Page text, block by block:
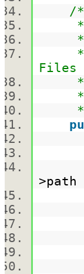
/
*
*
*
Files
*
*
>path